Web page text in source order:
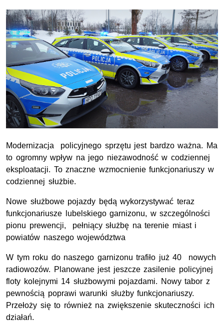
Modernizacja policyjnego sprzętu jest bardzo ważna. Ma
to ogromny wpływ na jego niezawodność w codziennej
eksploatacji. To znaczne wzmocnienie funkcjonariuszy w
codziennej służbie.
Nowe służbowe pojazdy będą wykorzystywać teraz
funkcjonariusze lubelskiego garnizonu, w szczególności
pionu prewencji, pełniący służbę na terenie miast i
powiatów naszego województwa
W tym roku do naszego garnizonu trafiło już 40 nowych
radiowozów. Planowane jest jeszcze zasilenie policyjnej
floty kolejnymi 14 służbowymi pojazdami. Nowy tabor z
pewnością poprawi warunki służby funkcjonariuszy.
Przełoży się to również na zwiększenie skuteczności ich
działań.